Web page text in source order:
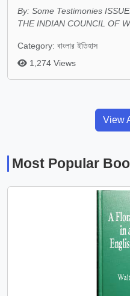
By: Some Testimonies
THE INDIAN COUNCIL OF
Category: বাংলার ইতিহাস
1,274 Views
View
Most Popular